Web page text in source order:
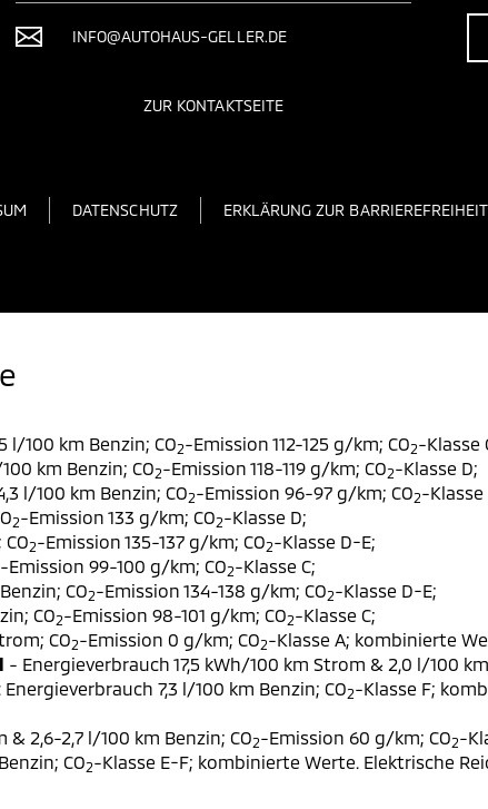
INFO@AUTOHAUS-GELLER.DE
ZUR KONTAKTSEITE
DATENSCHUTZ ERKLÄRUNG ZUR BARRIEREFREIHEIT
l/100 km Benzin; CO2-Emission 112-125 g/km; CO2-Klasse
km Benzin; CO2-Emission 118-119 g/km; CO2-Klasse D;
l/100 km Benzin; CO2-Emission 96-97 g/km; CO2-Klasse
2-Emission 133 g/km; CO2-Klasse D;
2-Emission 135-137 g/km; CO2-Klasse D-E;
-Emission 99-100 g/km; CO2-Klasse C;
CO2-Emission 134-138 g/km; CO2-Klasse D-E;
CO2-Emission 98-101 g/km; CO2-Klasse C;
CO2-Emission 0 g/km; CO2-Klasse A; kombinierte
- Energieverbrauch 17,5 kWh/100 km Strom & 2,0 l/100
7,3 l/100 km Benzin; CO2-Klasse F;
& 2,6-2,7 l/100 km Benzin; CO2-Emission 60 g/km; CO2-
CO2-Klasse E-F; kombinierte Werte. Elektrische